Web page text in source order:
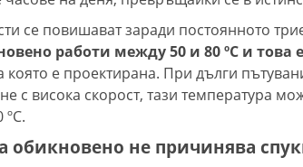
се повишават заради постоянното
работи между 50 и 80 ºC и
която е проектирана. При дълги
с висока скорост, тази температура
обикновено не причинява